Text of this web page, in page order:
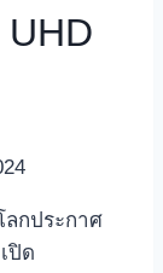
กประกาศ
ปิด